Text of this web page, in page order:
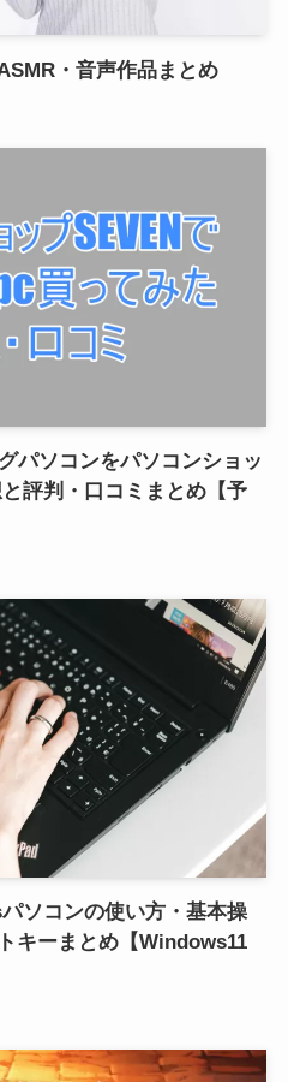
・音声作品まとめ
パソコンをパソコンショッ
評判・口コミまとめ【予
ソコンの使い方・基本操
キーまとめ【Windows11